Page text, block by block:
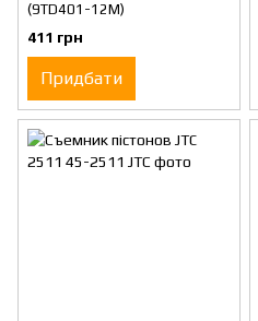
(9TD401-12M)
411 грн
Придбати